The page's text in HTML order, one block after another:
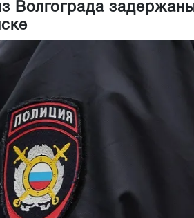
Волгограда задержаны